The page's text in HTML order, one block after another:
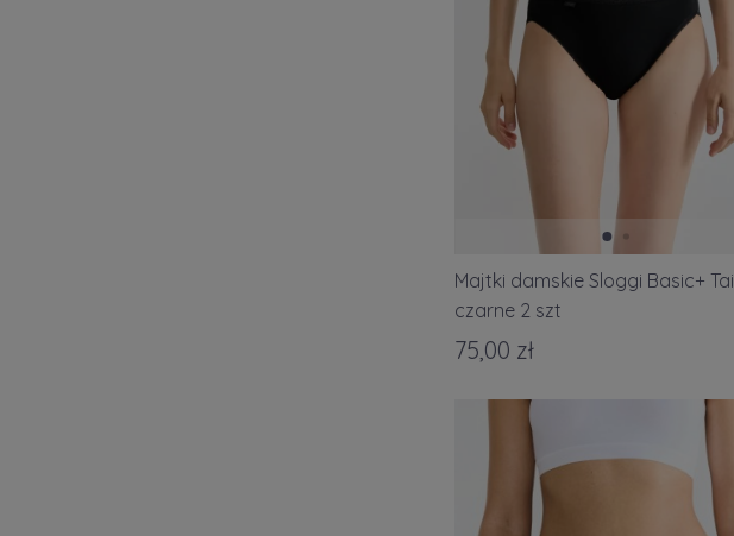
Majtki damskie Sloggi Basic+ Tai
czarne 2 szt
75,00 zł